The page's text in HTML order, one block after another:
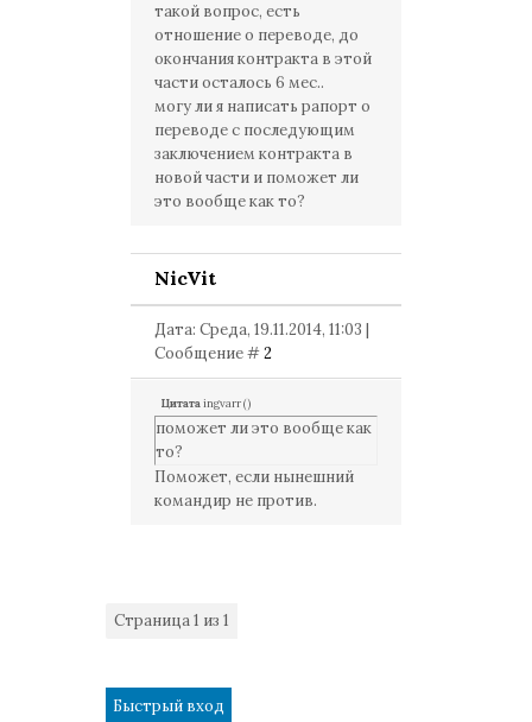
такой вопрос, есть
отношение о переводе, до
окончания контракта в этой
части осталось 6 мес..
могу ли я написать рапорт о
переводе с последующим
заключением контракта в
новой части и поможет ли
это вообще как то?
NicVit
Дата: Среда, 19.11.2014, 11:03 |
Сообщение #2
Цитатаingvarr()
поможет ли это вообще как
то?
Поможет, если нынешний
командир не против.
Страница1 из 1